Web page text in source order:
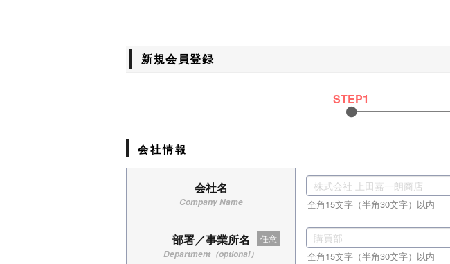
新規会員登録
STEP1
会社情報
会社名
Company Name 全角15文字（半角30文字）以内
部署／事業所名
任意
Department（optional）
全角15文字（半角30文字）以内